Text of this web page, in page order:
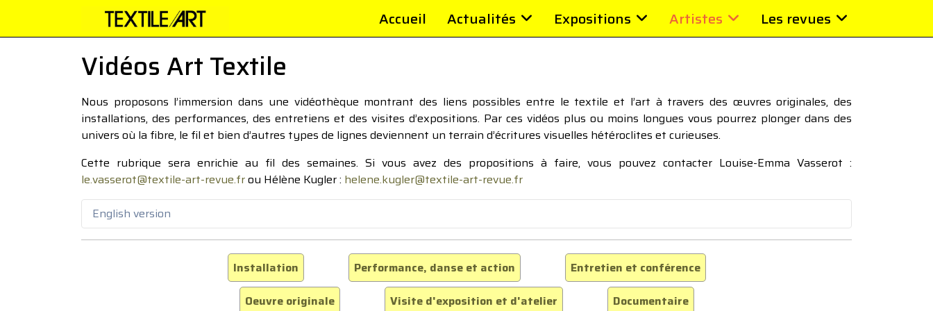
Accueil Actualités Expositions Artistes Les revues
Vidéos Art Textile
Nous proposons l’immersion dans une vidéothèque montrant des liens possibles entre le textile et l’art à travers des œuvres originales, des
installations, des performances, des entretiens et des visites d’expositions. Par ces vidéos plus ou moins longues vous pourrez plonger dans des
univers où la fibre, le fil et bien d’autres types de lignes deviennent un terrain d’écritures visuelles hétéroclites et curieuses.
Cette rubrique sera enrichie au fil des semaines. Si vous avez des propositions à faire, vous pouvez contacter Louise-Emma Vasserot :
le.vasserot@textile-art-revue.frou Hélène Kugler : helene.kugler@textile-art-revue.fr
English version
Installation Performance, danse et action
Entretien et conférence
Oeuvre originale
Visite d'exposition et d'atelier Documentaire